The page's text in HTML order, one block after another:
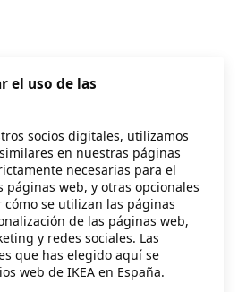
el uso de las
socios digitales, utilizamos
en nuestras páginas
necesarias para el
web, y otras opcionales
se utilizan las páginas
de las páginas web,
y redes sociales. Las
que has elegido aquí se
web de IKEA en España.